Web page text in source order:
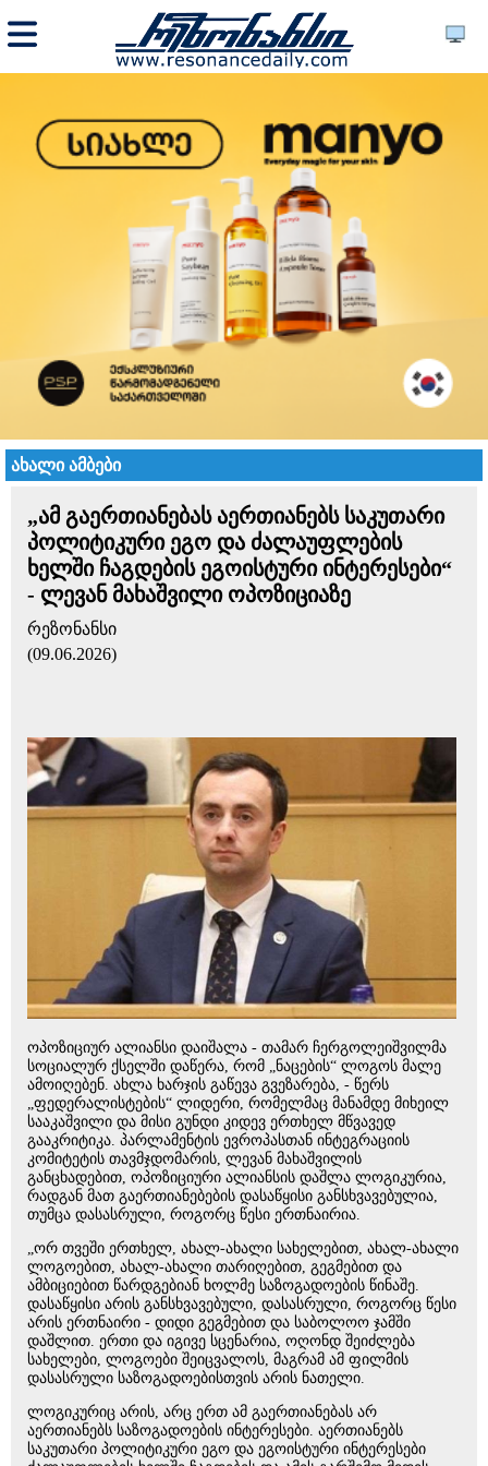
ახალი ამბები
„ამ გაერთიანებას აერთიანებს საკუთარი
პოლიტიკური ეგო და ძალაუფლების
ხელში ჩაგდების ეგოისტური ინტერესები“
- ლევან მახაშვილი ოპოზიციაზე
რეზონანსი
(09.06.2026)
ოპოზიციურ ალიანსი დაიშალა - თამარ ჩერგოლეიშვილმა
სოციალურ ქსელში დაწერა, რომ „ნაცების“ ლოგოს მალე
ამოიღებენ. ახლა ხარჯის გაწევა გვეზარება, - წერს
„ფედერალისტების“ ლიდერი, რომელმაც მანამდე მიხეილ
სააკაშვილი და მისი გუნდი კიდევ ერთხელ მწვავედ
გააკრიტიკა. პარლამენტის ევროპასთან ინტეგრაციის
კომიტეტის თავმჯდომარის, ლევან მახაშვილის
განცხადებით, ოპოზიციური ალიანსის დაშლა ლოგიკურია,
რადგან მათ გაერთიანებების დასაწყისი განსხვავებულია,
თუმცა დასასრული, როგორც წესი ერთნაირია.
„ორ თვეში ერთხელ, ახალ-ახალი სახელებით, ახალ-ახალი
ლოგოებით, ახალ-ახალი თარიღებით, გეგმებით და
ამბიციებით წარდგებიან ხოლმე საზოგადოების წინაშე.
დასაწყისი არის განსხვავებული, დასასრული, როგორც წესი
არის ერთნაირი - დიდი გეგმებით და საბოლოო ჯამში
დაშლით. ერთი და იგივე სცენარია, ოღონდ შეიძლება
სახელები, ლოგოები შეიცვალოს, მაგრამ ამ ფილმის
დასასრული საზოგადოებისთვის არის ნათელი.
ლოგიკურიც არის, არც ერთ ამ გაერთიანებას არ
აერთიანებს საზოგადოების ინტერესები. აერთიანებს
საკუთარი პოლიტიკური ეგო და ეგოისტური ინტერესები